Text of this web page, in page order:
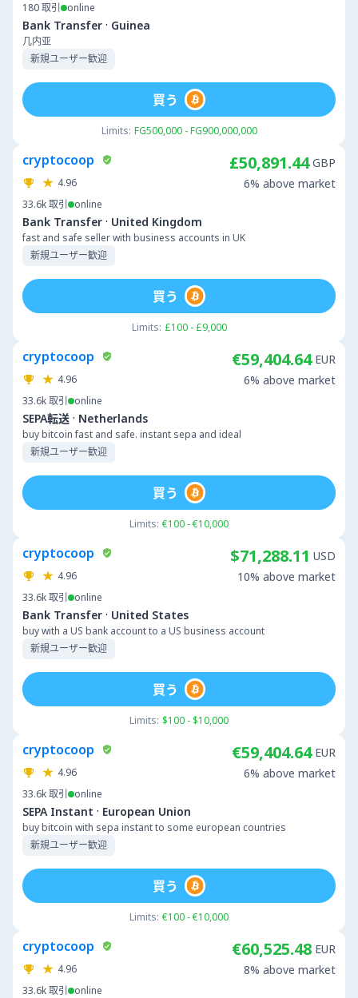
180取引 online
Bank Transfer · Guinea
几内亚
新規ユーザー歓迎
Limits: FG500,000 - FG900,000,000
買う
cryptocoop
4.96
33.6k取引 online
Bank Transfer · United Kingdom
fast and safe seller with business accounts in UK
新規ユーザー歓迎
£50,891.44 GBP
6% above market
Limits: £100 - £9,000
買う
cryptocoop
4.96
33.6k取引 online
SEPA転送 · Netherlands
buy bitcoin fast and safe. instant sepa and ideal
新規ユーザー歓迎
€59,404.64 EUR
6% above market
Limits: €100 - €10,000
買う
cryptocoop
4.96
33.6k取引 online
Bank Transfer · United States
buy with a US bank account to a US business account
新規ユーザー歓迎
$71,288.11 USD
10% above market
Limits: $100 - $10,000
買う
cryptocoop
4.96
33.6k取引 online
SEPA Instant · European Union
buy bitcoin with sepa instant to some european countries
新規ユーザー歓迎
€59,404.64 EUR
6% above market
Limits: €100 - €10,000
買う
cryptocoop
4.96
33.6k取引 online
€60,525.48 EUR
8% above market